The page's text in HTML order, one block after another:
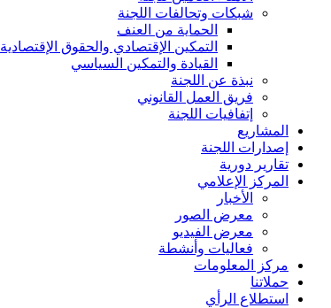
شبكات وتحالفات اللجنة
الحماية من العنف
التمكين الإقتصادي والحقوق الإقتصادية
القيادة والتمكين السياسي
نبذة عن اللجنة
فريق العمل القانوني
إتفافيات اللجنة
المشاريع
إصدارات اللجنة
تقارير دورية
المركز الإعلامي
الأخبار
معرض الصور
معرض الفيديو
فعاليات وأنشطة
مركز المعلومات
حملاتنا
استطلاع الرأي